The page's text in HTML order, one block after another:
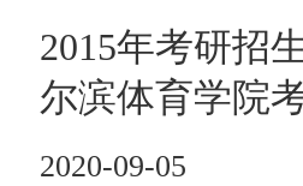
2015年考研招
尔滨体育学院
2020-09-05